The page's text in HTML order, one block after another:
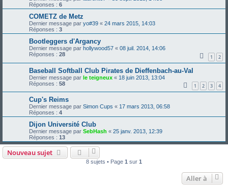
Réponses : 6
COMETZ de Metz
Dernier message par yo#39 « 24 mars 2015, 14:03
Réponses : 3
Bootleggers d'Argancy
Dernier message par hollywood57 « 08 juil. 2014, 14:06
Réponses : 28 1 2
Baseball Softball Club Pirates de Dieffenbach-au-Val
Dernier message par le teigneux « 18 juin 2013, 13:04
Réponses : 58 1 2 3 4
Cup's Reims
Dernier message par Simon Cups « 17 mars 2013, 06:58
Réponses : 4
Dijon Université Club
Dernier message par SebHash « 25 janv. 2013, 12:39
Réponses : 13
Nouveau sujet
8 sujets • Page 1 sur 1
Aller à